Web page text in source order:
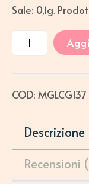
Sale: 0,1g.
COD: MGLCG137
Descrizione
Recensioni